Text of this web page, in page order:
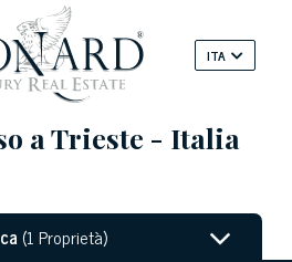
ITA
a Trieste - Italia
(1 Proprietà)